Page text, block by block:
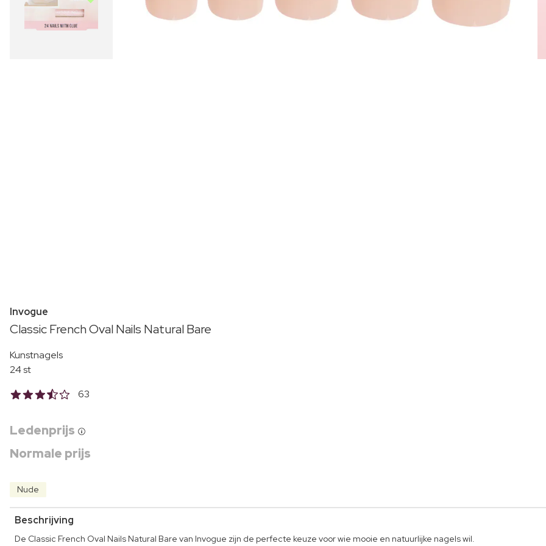
Invogue
Classic French Oval Nails Natural Bare
Kunstnagels
24 st
63
Ledenprijs
Normale prijs
Nude
Beschrijving
De Classic French Oval Nails Natural Bare van Invogue zijn de perfecte keuze voor wie mooie en natuurlijke nagels wil.